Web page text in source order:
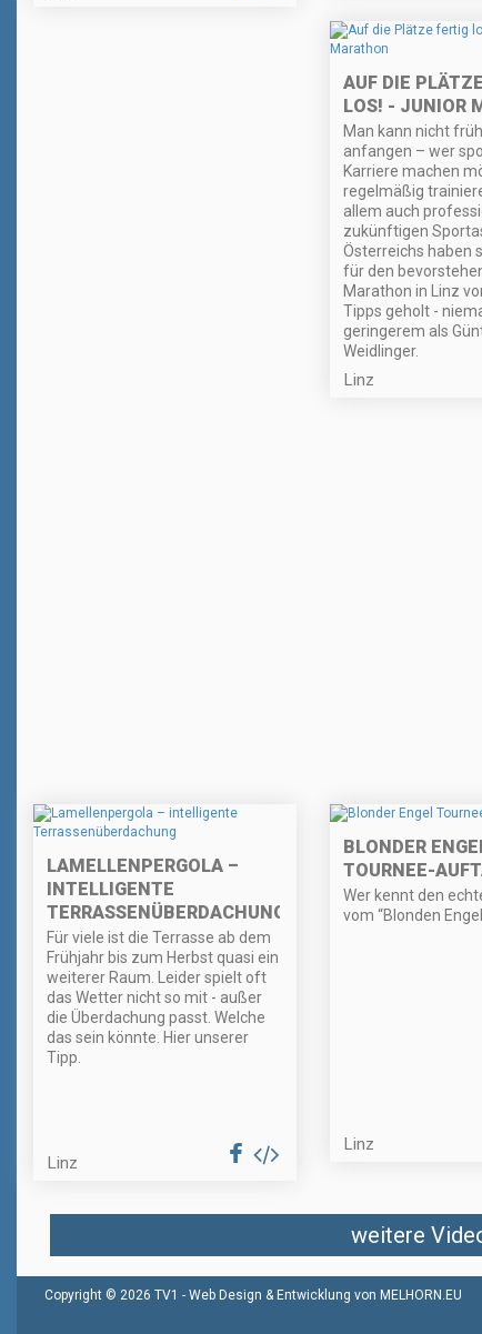
AUF DIE
LOS! - JUNIOR
Man kann nicht
anfangen – wer
Karriere machen
regelmäßig
allem auch
zukünftigen
Österreichs haben
für den
Marathon in Linz
Tipps geholt -
geringerem als
Weidlinger.
Linz
LAMELLENPERGOLA –
INTELLIGENTE
TERRASSENÜBERDACHUNG
Für viele ist die Terrasse ab dem
Frühjahr bis zum Herbst quasi ein
weiterer Raum. Leider spielt oft
das Wetter nicht so mit - außer
die Überdachung passt. Welche
das sein könnte. Hier unserer
Tipp.
Linz
BLONDER
TOURNEE-
Wer kennt den
vom “Blonden
Linz
weitere
Copyright © 2026 TV1 - Web Design & Entwicklung von MELHORN.EU